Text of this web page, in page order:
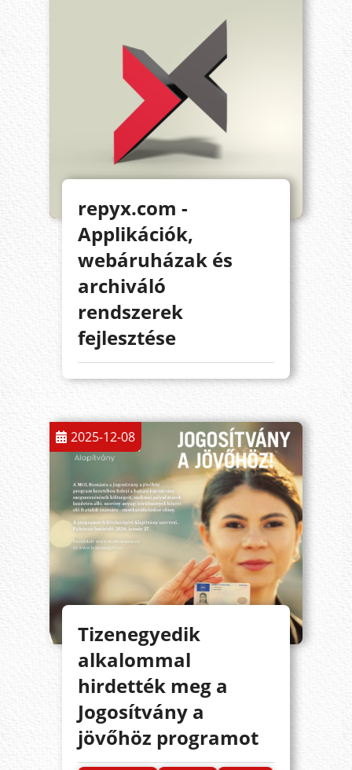
repyx.com -
Applikációk,
webáruházak és
archiváló
rendszerek
fejlesztése
2025-12-08
Tizenegyedik
alkalommal
hirdették meg a
Jogosítvány a
jövőhöz programot